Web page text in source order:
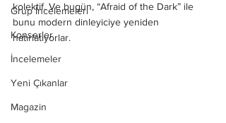
Grup İncelemeleri
Konserler
İncelemeler
Yeni Çıkanlar
Magazin
kolektif. Ve bugün, “Afraid of the Dark” ile
bunu modern dinleyiciye yeniden
hatırlatıyorlar.